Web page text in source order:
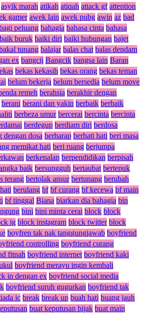
asyik marah atikah atiqah attack gf attention
gamer awek lain awek pubg awin az bad
peluang bahagia bahasa cinta bahasa
baik buruk baiki diri baiki hubungan bajet
tunang balajar balas chat balas dendam
ex bangcij Bangcik bangsa lain Baran
bekas kekasih bekas orang bekas teman
belum bekerja belum bersedia belum move
remeh berahsia berakhir dengan
berani berani dan yakin berbaik berbaik
berbeza umur bercerai bercinta bercinta
berdegup berdiam diri berdosa
dengan dosa berharap berhati hati beri masa
memikat hati beri ruang berjumpa
berkenalan berpendidikan berpisah
baik bersungguh bertaubat bertepuk
terang bertolak ansur bertunang berubah
berulang bf bf curang bf kecewa bf main
bf tinggal Biana biarkan dia bahagia bin
bini bini minta cerai block block
ig block instagram block twitter block
boyfren tak nak tanggungjawab boyfriend
controlling boyfriend curang
fitnah boyfriend internet boyfriend kaki
boyfriend merayu ingin kembali
in dengan ex boyfriend social media
boyfriend suruh gugurkan boyfriend tak
ic break break up buah hati buang jauh
buat keputusan bijak buat main